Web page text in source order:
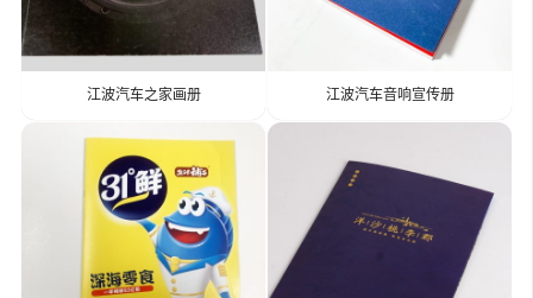
江波汽车之家画册 江波汽车音响宣传册